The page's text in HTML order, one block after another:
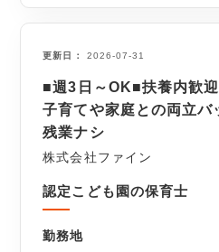
更新日 2026-07-31
■週3日～OK■扶養内歓
子育てや家庭との両立
残業ナシ
株式会社ファイン
認定こども園の保育士
勤務地